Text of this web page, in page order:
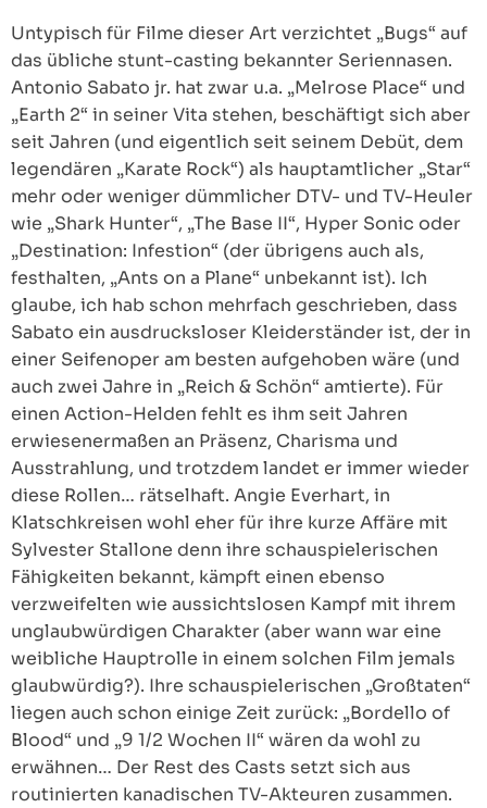
Untypisch für Filme dieser Art verzichtet „Bugs“ auf
das übliche stunt-casting bekannter Seriennasen.
Antonio Sabato jr. hat zwar u.a. „Melrose Place“ und
„Earth 2“ in seiner Vita stehen, beschäftigt sich aber
seit Jahren (und eigentlich seit seinem Debüt, dem
legendären „Karate Rock“) als hauptamtlicher „Star“
mehr oder weniger dümmlicher DTV- und TV-Heuler
wie „Shark Hunter“, „The Base II“, Hyper Sonic oder
„Destination: Infestion“ (der übrigens auch als,
festhalten, „Ants on a Plane“ unbekannt ist). Ich
glaube, ich hab schon mehrfach geschrieben, dass
Sabato ein ausdrucksloser Kleiderständer ist, der in
einer Seifenoper am besten aufgehoben wäre (und
auch zwei Jahre in „Reich & Schön“ amtierte). Für
einen Action-Helden fehlt es ihm seit Jahren
erwiesenermaßen an Präsenz, Charisma und
Ausstrahlung, und trotzdem landet er immer wieder
diese Rollen… rätselhaft. Angie Everhart, in
Klatschkreisen wohl eher für ihre kurze Affäre mit
Sylvester Stallone denn ihre schauspielerischen
Fähigkeiten bekannt, kämpft einen ebenso
verzweifelten wie aussichtslosen Kampf mit ihrem
unglaubwürdigen Charakter (aber wann war eine
weibliche Hauptrolle in einem solchen Film jemals
glaubwürdig?). Ihre schauspielerischen „Großtaten“
liegen auch schon einige Zeit zurück: „Bordello of
Blood“ und „9 1/2 Wochen II“ wären da wohl zu
erwähnen… Der Rest des Casts setzt sich aus
routinierten kanadischen TV-Akteuren zusammen.